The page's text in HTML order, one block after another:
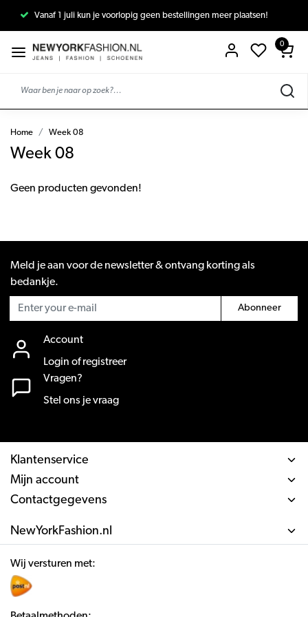
Vanaf 1 juli kun je voorlopig geen bestellingen meer plaatsen!
0
Home Week 08
Week 08
Geen producten gevonden!
Meld je aan voor de newsletter & ontvang korting als
bedankje.
Abonneer
Account
Login of registreer
Vragen?
Stel ons je vraag
Klantenservice
Mijn account
Contactgegevens
NewYorkFashion.nl
Wij versturen met: